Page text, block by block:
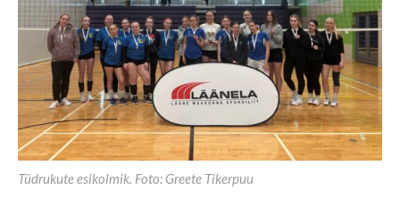
Tüdrukute esikolmik. Foto: Greete Tikerpuu